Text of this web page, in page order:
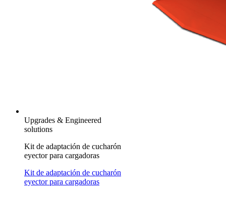
Upgrades & Engineered
solutions
Kit de adaptación de cucharón
eyector para cargadoras
Kit de adaptación de cucharón
eyector para cargadoras